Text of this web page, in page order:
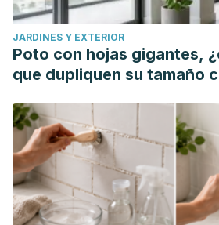
JARDINES Y EXTERIOR
Poto con hojas gigantes,
que dupliquen su tamaño